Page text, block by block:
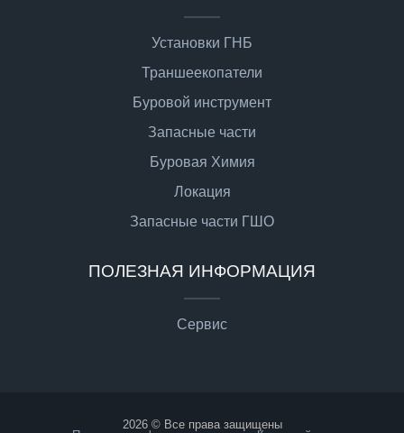
Установки ГНБ
Траншеекопатели
Буровой инструмент
Запасные части
Буровая Химия
Локация
Запасные части ГШО
ПОЛЕЗНАЯ ИНФОРМАЦИЯ
Сервис
2026 © Все права защищены